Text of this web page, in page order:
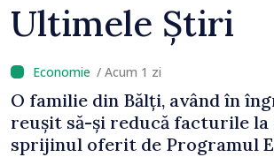
Ultimele Știri
/ Acum 1 zi
O familie din Bălți, având în
reușit să-și reducă facturile
sprijinul oferit de Programul